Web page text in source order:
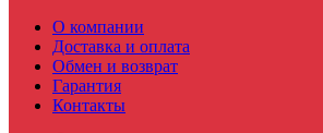
О компании
Доставка и оплата
Обмен и возврат
Гарантия
Контакты